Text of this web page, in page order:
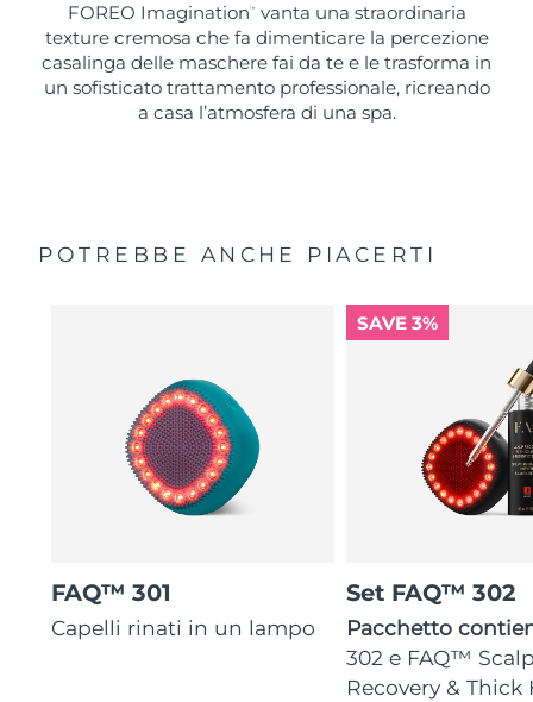
FOREO Imagination ™
vanta una straordinaria
texture cremosa che fa dimenticare la percezione
casalinga delle maschere fai da te e le trasforma in
un sofisticato trattamento professionale, ricreando
a casa l’atmosfera di una spa.
POTREBBE ANCHE PIACERTI
FAQ™ 301
Capelli rinati in un lampo
SAVE 3%
Set FAQ™ 302
Pacchetto
302 e FAQ™
Recovery & Thick